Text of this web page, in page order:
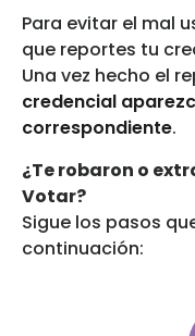
Para evitar el mal
que reportes tu
Una vez hecho el
credencial
correspondiente.
¿Te robaron o
Votar?
Sigue los pasos
continuación: